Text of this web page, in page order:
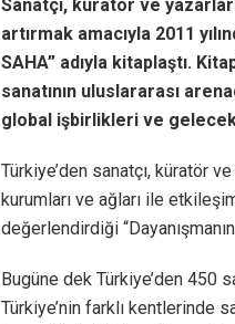
Sanatçı, küratör ve
artırmak amacıyla 2011
SAHA” adıyla kitaplaştı.
sanatının uluslararası
global işbirlikleri ve gelecek
Türkiye’den sanatçı, küratör
kurumları ve ağları ile
değerlendirdiği “Dayanışmanın
Bugüne dek Türkiye’den 450
Türkiye’nin farklı kentlerinde